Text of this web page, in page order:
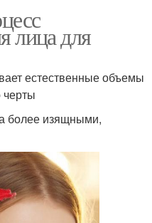
лица для
естественные объемы
черты
более изящными,